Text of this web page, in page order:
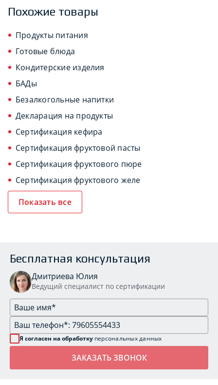
Похожие товары
Продукты питания
Готовые блюда
Кондитерские изделия
БАДы
Безалкогольные напитки
Декларация на продукты
Сертификация кефира
Сертификация фруктовой пасты
Сертификация фруктового пюре
Сертификация фруктового желе
Показать все
Бесплатная консультация
Дмитриева Юлия
Ведущий специалист по сертификации
Я согласен на обработку персональных данных